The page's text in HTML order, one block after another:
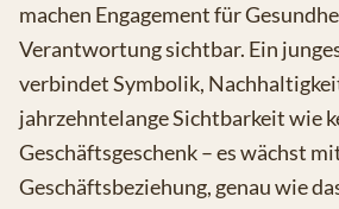
machen Engagement für
Verantwortung sichtbar. Ein
verbindet Symbolik,
jahrzehntelange Sichtbarkeit wie
Geschäftsgeschenk – es wächst
Geschäftsbeziehung, genau wie